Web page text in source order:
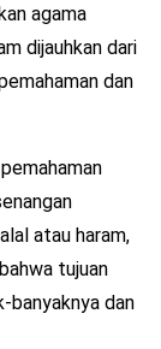
agama
dijauhkan dari
dan
atau haram,
tujuan
banyaknya dan